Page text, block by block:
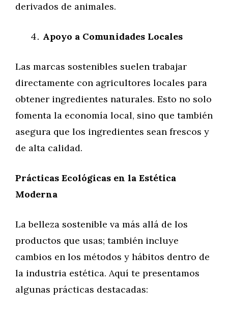
derivados de animales.
Apoyo a Comunidades Locales
Las marcas sostenibles suelen trabajar
directamente con agricultores locales para
obtener ingredientes naturales. Esto no solo
fomenta la economía local, sino que también
asegura que los ingredientes sean frescos y
de alta calidad.
Prácticas Ecológicas en la Estética
Moderna
La belleza sostenible va más allá de los
productos que usas; también incluye
cambios en los métodos y hábitos dentro de
la industria estética. Aquí te presentamos
algunas prácticas destacadas: